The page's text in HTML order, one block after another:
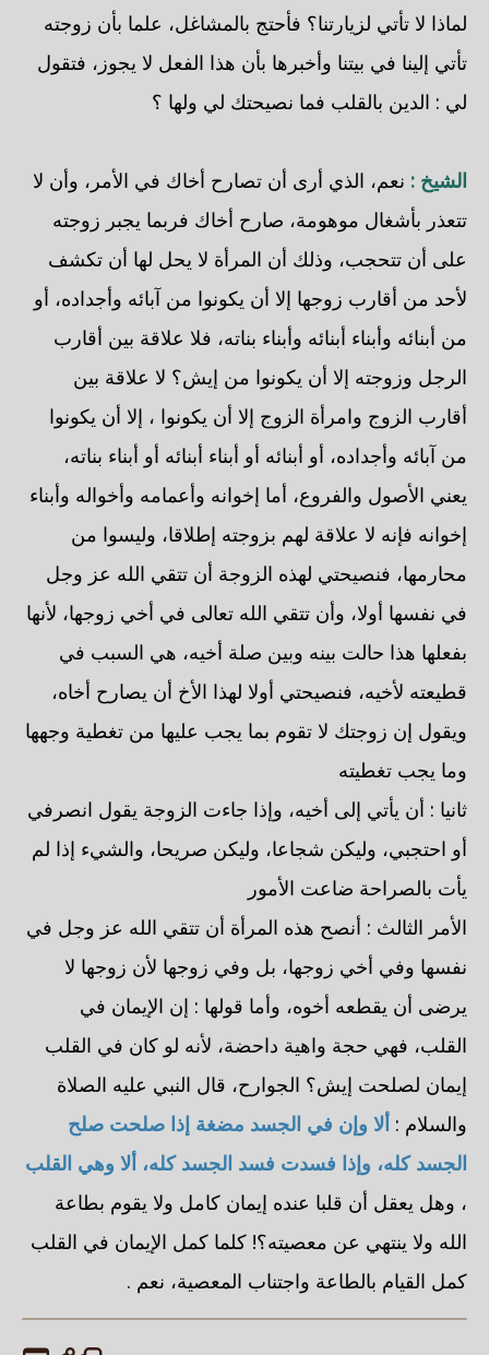
لماذا لا تأتي لزيارتنا؟ فأحتج بالمشاغل، علما بأن زوجته
تأتي إلينا في بيتنا وأخبرها بأن هذا الفعل لا يجوز، فتقول
لي : الدين بالقلب فما نصيحتك لي ولها ؟
الشيخ : نعم، الذي أرى أن تصارح أخاك في الأمر، وأن لا
تتعذر بأشغال موهومة، صارح أخاك فربما يجبر زوجته
على أن تتحجب، وذلك أن المرأة لا يحل لها أن تكشف
لأحد من أقارب زوجها إلا أن يكونوا من آبائه وأجداده، أو
من أبنائه وأبناء أبنائه وأبناء بناته، فلا علاقة بين أقارب
الرجل وزوجته إلا أن يكونوا من إيش؟ لا علاقة بين
أقارب الزوج وامرأة الزوج إلا أن يكونوا ، إلا أن يكونوا
من آبائه وأجداده، أو أبنائه أو أبناء أبنائه أو أبناء بناته،
يعني الأصول والفروع، أما إخوانه وأعمامه وأخواله وأبناء
إخوانه فإنه لا علاقة لهم بزوجته إطلاقا، وليسوا من
محارمها، فنصيحتي لهذه الزوجة أن تتقي الله عز وجل
في نفسها أولا، وأن تتقي الله تعالى في أخي زوجها، لأنها
بفعلها هذا حالت بينه وبين صلة أخيه، هي السبب في
قطيعته لأخيه، فنصيحتي أولا لهذا الأخ أن يصارح أخاه،
ويقول إن زوجتك لا تقوم بما يجب عليها من تغطية وجهها
وما يجب تغطيته
ثانيا : أن يأتي إلى أخيه، وإذا جاءت الزوجة يقول انصرفي
أو احتجبي، وليكن شجاعا، وليكن صريحا، والشيء إذا لم
يأت بالصراحة ضاعت الأمور
الأمر الثالث : أنصح هذه المرأة أن تتقي الله عز وجل في
نفسها وفي أخي زوجها، بل وفي زوجها لأن زوجها لا
يرضى أن يقطعه أخوه، وأما قولها : إن الإيمان في
القلب، فهي حجة واهية داحضة، لأنه لو كان في القلب
إيمان لصلحت إيش؟ الجوارح، قال النبي عليه الصلاة
والسلام : ألا وإن في الجسد مضغة إذا صلحت صلح
الجسد كله، وإذا فسدت فسد الجسد كله، ألا وهي القلب
، وهل يعقل أن قلبا عنده إيمان كامل ولا يقوم بطاعة
الله ولا ينتهي عن معصيته؟! كلما كمل الإيمان في القلب
كمل القيام بالطاعة واجتناب المعصية، نعم .